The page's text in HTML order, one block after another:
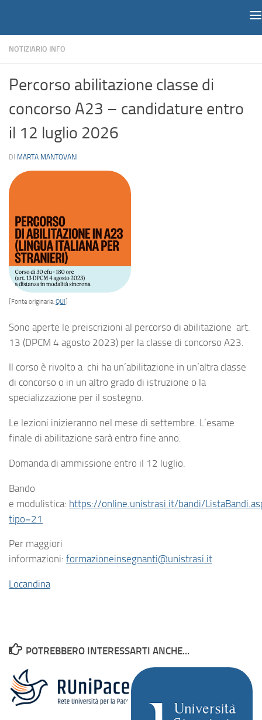
NOTIZIARIO INFO
Percorso abilitazione classe di
concorso A23 – candidature entro
il 12 luglio 2026
DI MARTA MANTOVANI
[Fonte originaria:QUI]
Sono aperte le preiscrizioni al percorso di abilitazione art.
13 (DPCM 4 agosto 2023) per la classe di concorso A23.
Il corso è rivolto a chi ha un’abilitazione in un’altra classe
di concorso o in un altro grado di istruzione o la
specializzazione per il sostegno.
Le lezioni inizieranno nel mese di settembre. L’esame
finale di abilitazione sarà entro fine anno.
Domanda di ammissione entro il 12 luglio.
Bando
e modulistica: https://online.unistrasi.it/bandi/
tipo=21
Per maggiori
informazioni: formazioneinsegnanti@unistrasi.it
Locandina
POTREBBERO INTERESSARTI ANCHE...